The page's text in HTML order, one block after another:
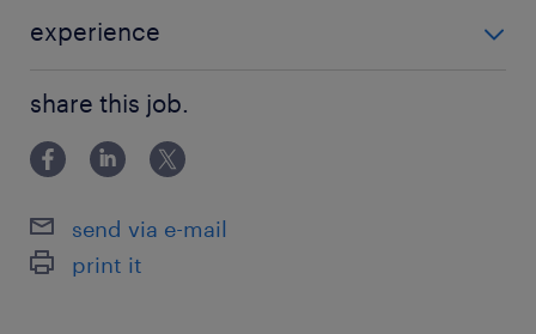
派遣先の特徴
ア。日本でもそのノウハウを活かして顧客ニーズ
に答える商品やサービスを販売店とともに提供し
ています。【社内環境】禁煙・オフィスカジュア
最寄駅
experience
力、編集 ※業界未経験OK！ 【面談なし登録もOK】最
短5分！入力するだけで登録完了！
share this job.
send via e-mail
print it